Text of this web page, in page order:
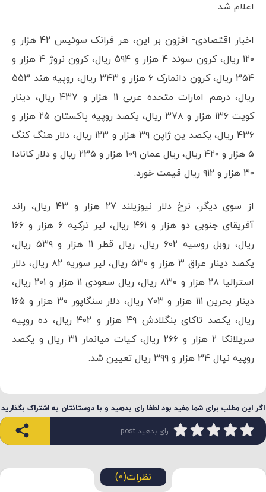
اعلام شد.
اخبار اقتصادی- افزون بر این، هر فرانک سوئیس ۴۲ هزار و
۱۲۰ ریال، کرون سوئد ۴ هزار و ۵۹۴ ریال، کرون نروژ ۴ هزار و
۳۵۴ ریال، کرون دانمارک ۶ هزار و ۳۴۳ ریال، روپیه هند ۵۵۳
ریال، درهم امارات متحده عربی ۱۱ هزار و ۴۳۷ ریال، دینار
کویت ۱۳۶ هزار و ۳۷۸ ریال، یکصد روپیه پاکستان ۲۵ هزار و
۴۳۶ ریال، یکصد ین ژاپن ۳۹ هزار و ۱۲۳ ریال، دلار هنگ کنگ
۵ هزار و ۴۲۰ ریال، ریال عمان ۱۰۹ هزار و ۲۳۵ ریال و دلار کانادا
۳۰ هزار و ۹۱۲ ریال قیمت خورد.
از سوی دیگر، نرخ دلار نیوزیلند ۲۷ هزار و ۴۳ ریال، راند
آفریقای جنوبی دو هزار و ۴۶۱ ریال، لیر ترکیه ۶ هزار و ۱۶۶
ریال، روبل روسیه ۶۰۲ ریال، ریال قطر ۱۱ هزار و ۵۳۹ ریال،
یکصد دینار عراق ۳ هزار و ۵۳۰ ریال، لیر سوریه ۸۲ ریال، دلار
استرالیا ۲۸ هزار و ۸۳۰ ریال، ریال سعودی ۱۱ هزار و ۲۰۱ ریال،
دینار بحرین ۱۱۱ هزار و ۷۰۳ ریال، دلار سنگاپور ۳۰ هزار و ۱۶۵
ریال، یکصد تاکای بنگلادش ۴۹ هزار و ۴۰۲ ریال، ده روپیه
سریلانکا ۲ هزار و ۲۶۶ ریال، کیات میانمار ۳۱ ریال و یکصد
روپیه نپال ۳۴ هزار و ۳۹۹ ریال تعیین شد.
اگر این مطلب برای شما مفید بود لطفا رای بدهید و با دوستانتان به اشتراک بگذارید
رای بدهید post
نظرات(0)